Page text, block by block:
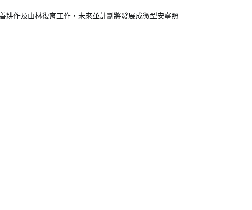
耕作及山林復育工作，未來並計劃將發展成微型安寧照